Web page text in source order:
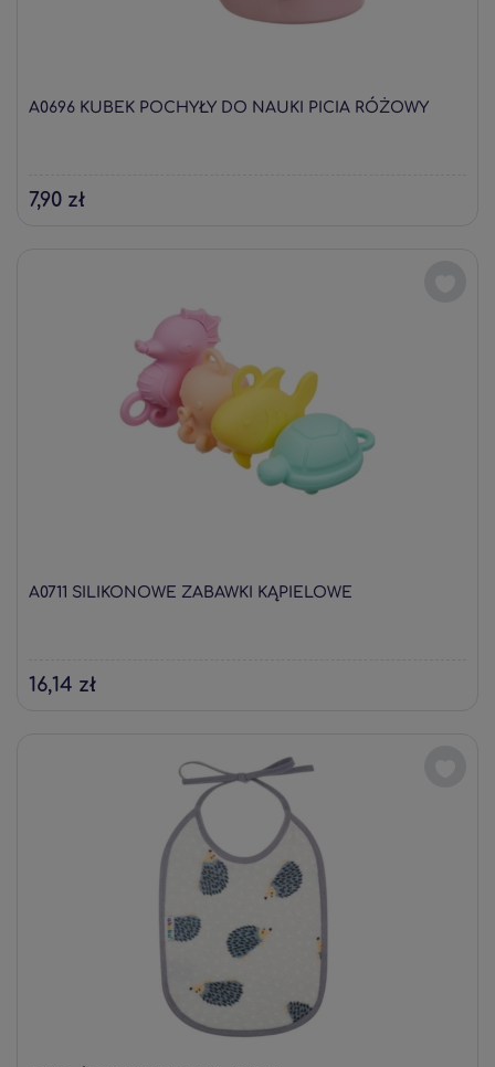
A0696 KUBEK POCHYŁY DO NAUKI PICIA RÓŻOWY
7,90 zł
A0711 SILIKONOWE ZABAWKI KĄPIELOWE
16,14 zł